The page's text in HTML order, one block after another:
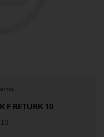
F RETURK 10